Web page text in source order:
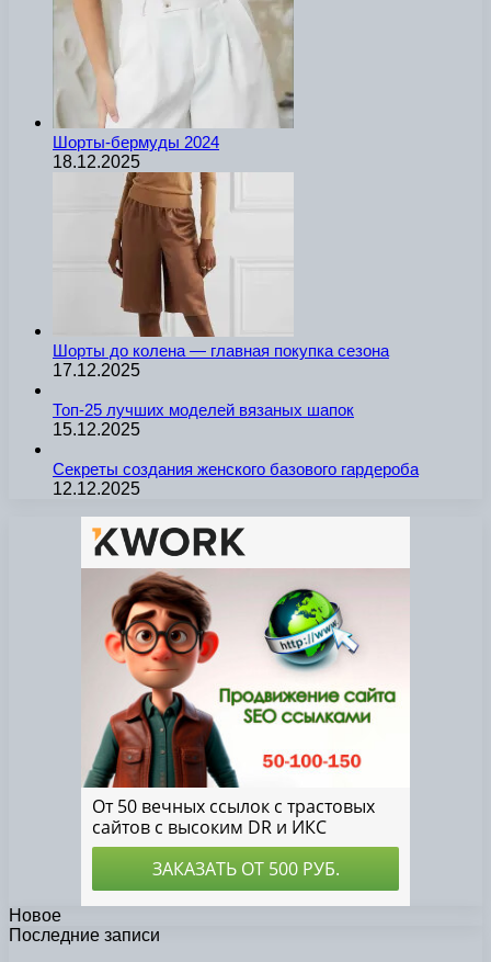
Шорты-бермуды 2024
18.12.2025
Шорты до колена — главная покупка сезона
17.12.2025
Топ-25 лучших моделей вязаных шапок
15.12.2025
Секреты создания женского базового гардероба
12.12.2025
Новое
Последние записи